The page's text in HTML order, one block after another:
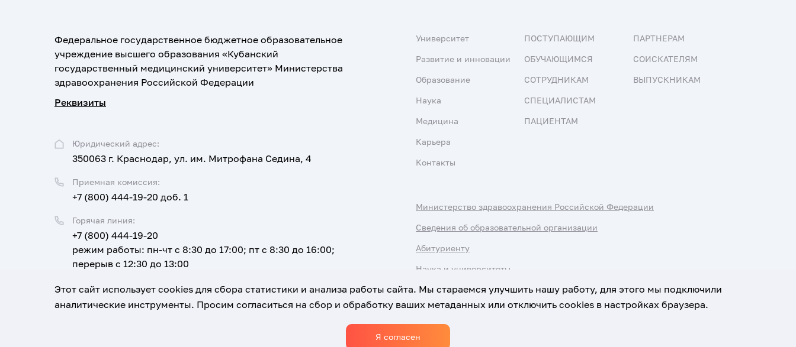
Федеральное государственное бюджетное образовательное
учреждение высшего образования «Кубанский
государственный медицинский университет» Министерства
здравоохранения Российской Федерации
Реквизиты
Юридический адрес:
350063 г. Краснодар, ул. им. Митрофана Седина, 4
Приемная комиссия:
+7 (800) 444-19-20 доб. 1
Горячая линия:
+7 (800) 444-19-20
режим работы: пн-чт с 8:30 до 17:00; пт с 8:30 до 16:00;
перерыв с 12:30 до 13:00
Email:
corpus@ksma.ru
Университет
Развитие и инновации
Образование
Наука
Медицина
Карьера
Контакты
ПОСТУПАЮЩИМ
ОБУЧАЮЩИМСЯ
СОТРУДНИКАМ
СПЕЦИАЛИСТАМ
ПАЦИЕНТАМ
ПАРТНЕРАМ
СОИСКАТЕЛЯМ
ВЫПУСКНИКАМ
Министерство здравоохранения Российской Федерации
Сведения об образовательной организации
Абитуриенту
Наука и университеты
Политика обработки персональных данных
Этот сайт использует cookies для сбора статистики и анализа работы сайта. Мы стараемся улучшить нашу работу, для этого мы подключили
аналитические инструменты. Просим согласиться на сбор и обработку ваших метаданных или отключить cookies в настройках браузера.
Я согласен